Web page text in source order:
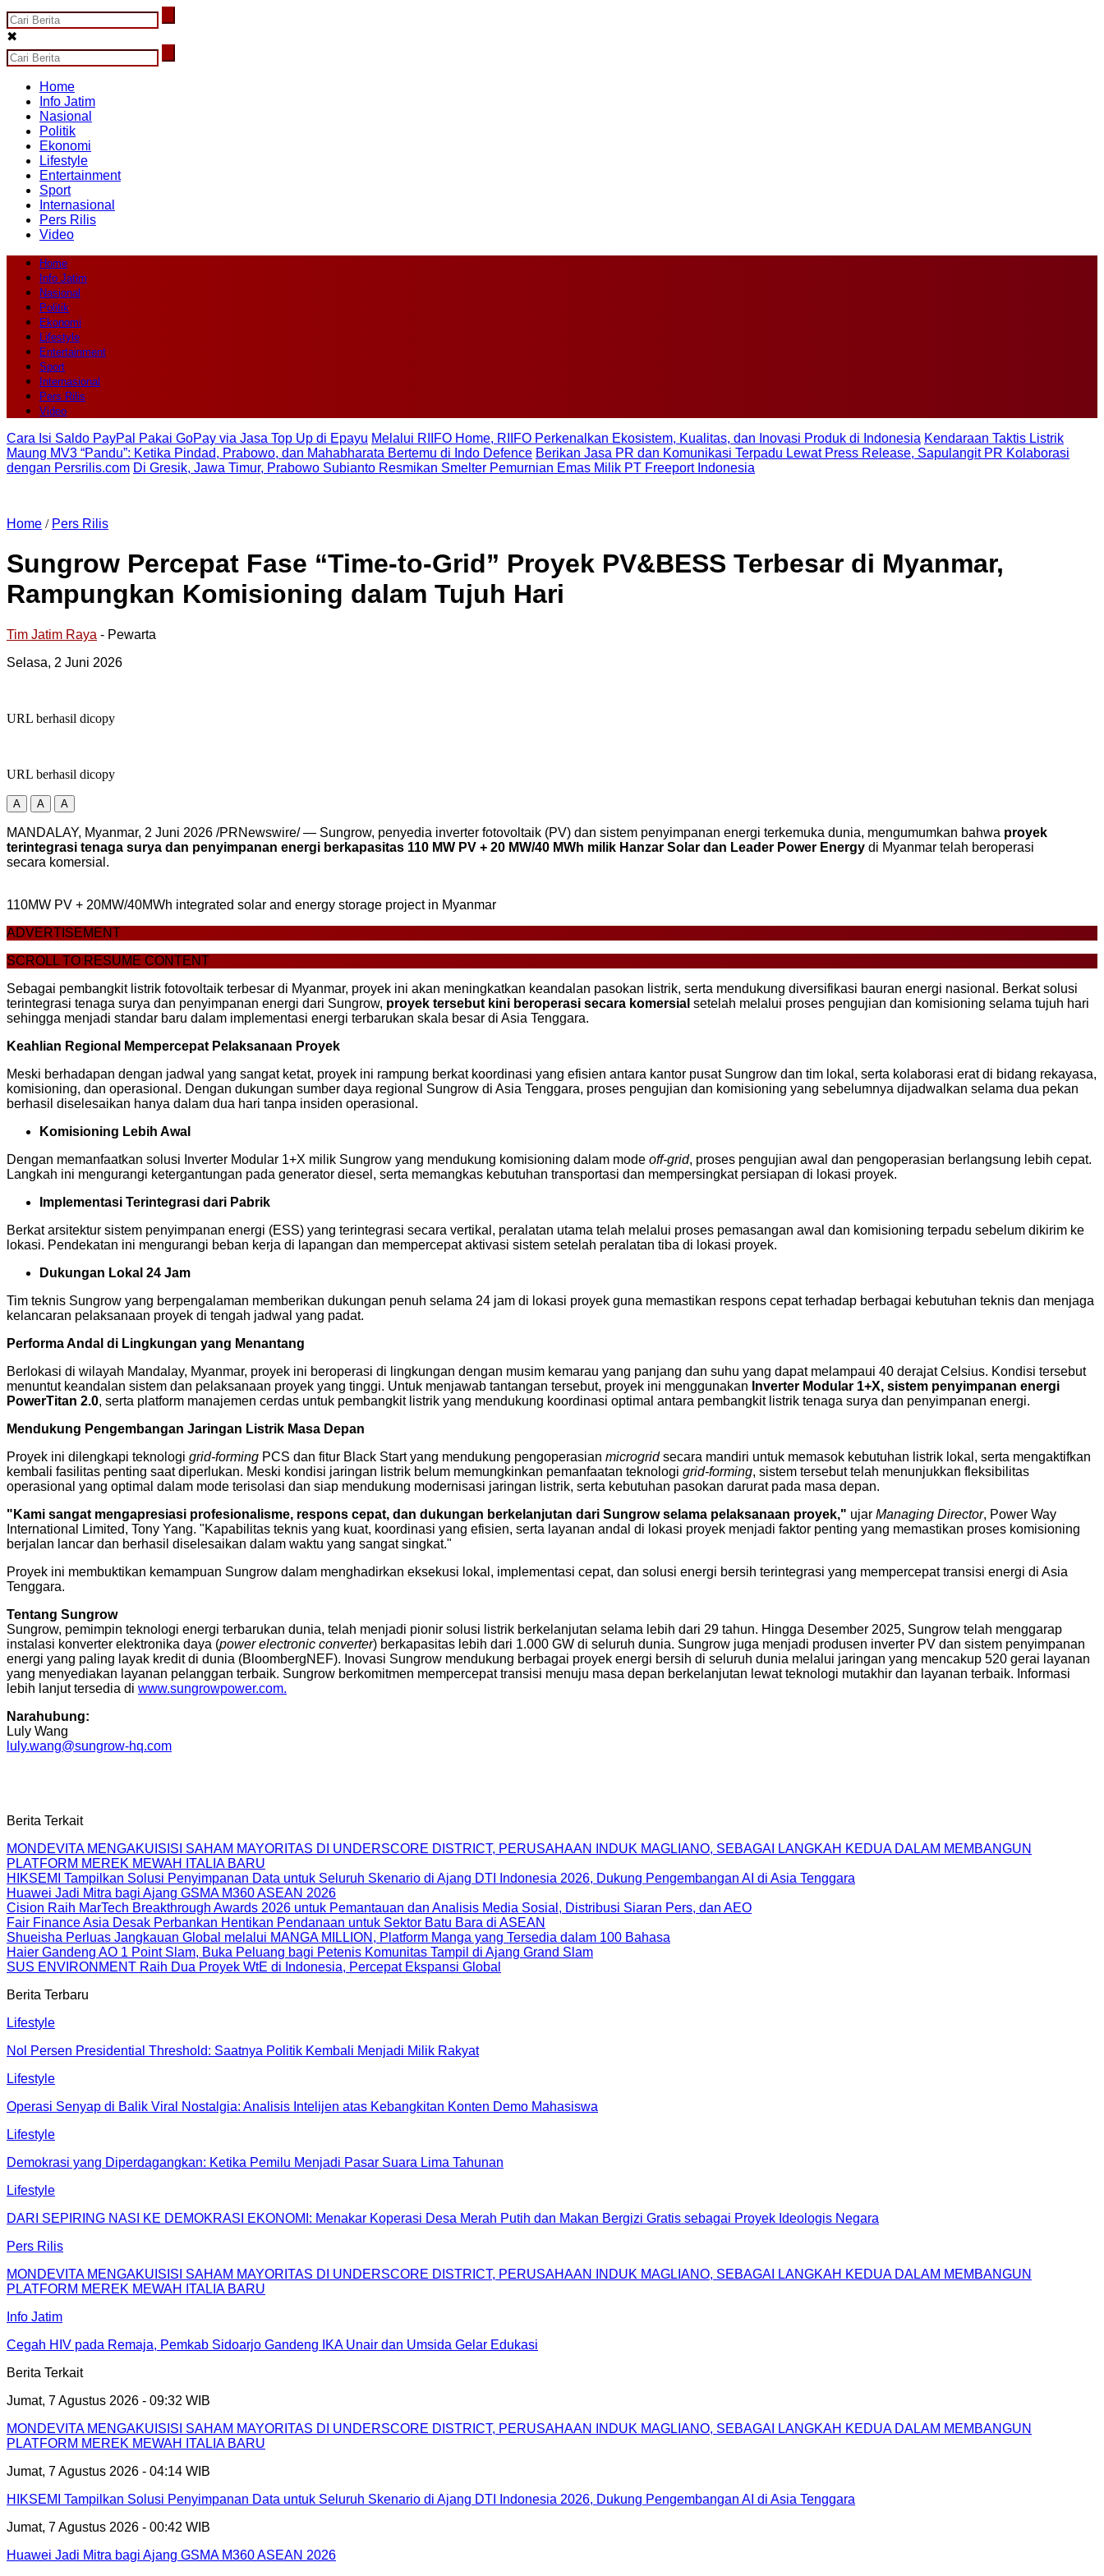
✖
Home
Info Jatim
Nasional
Politik
Ekonomi
Lifestyle
Entertainment
Sport
Internasional
Pers Rilis
Video
Home
Info Jatim
Nasional
Politik
Ekonomi
Lifestyle
Entertainment
Sport
Internasional
Pers Rilis
Video
Cara Isi Saldo PayPal Pakai GoPay via Jasa Top Up di Epayu Melalui RIIFO Home, RIIFO Perkenalkan Ekosistem, Kualitas, dan Inovasi Produk di Indonesia Kendaraan Taktis Listrik
Maung MV3 “Pandu”: Ketika Pindad, Prabowo, dan Mahabharata Bertemu di Indo Defence Berikan Jasa PR dan Komunikasi Terpadu Lewat Press Release, Sapulangit PR Kolaborasi
dengan Persrilis.com Di Gresik, Jawa Timur, Prabowo Subianto Resmikan Smelter Pemurnian Emas Milik PT Freeport Indonesia
Home / Pers Rilis
Sungrow Percepat Fase “Time-to-Grid” Proyek PV&BESS Terbesar di Myanmar,
Rampungkan Komisioning dalam Tujuh Hari
Tim Jatim Raya - Pewarta
Selasa, 2 Juni 2026
URL berhasil dicopy
URL berhasil dicopy
A A A
MANDALAY, Myanmar, 2 Juni 2026 /PRNewswire/ — Sungrow, penyedia inverter fotovoltaik (PV) dan sistem penyimpanan energi terkemuka dunia, mengumumkan bahwa proyek
terintegrasi tenaga surya dan penyimpanan energi berkapasitas 110 MW PV + 20 MW/40 MWh milik Hanzar Solar dan Leader Power Energy di Myanmar telah beroperasi
secara komersial.
110MW PV + 20MW/40MWh integrated solar and energy storage project in Myanmar
ADVERTISEMENT
SCROLL TO RESUME CONTENT
Sebagai pembangkit listrik fotovoltaik terbesar di Myanmar, proyek ini akan meningkatkan keandalan pasokan listrik, serta mendukung diversifikasi bauran energi nasional. Berkat solusi
terintegrasi tenaga surya dan penyimpanan energi dari Sungrow, proyek tersebut kini beroperasi secara komersial setelah melalui proses pengujian dan komisioning selama tujuh hari
sehingga menjadi standar baru dalam implementasi energi terbarukan skala besar di Asia Tenggara.
Keahlian Regional Mempercepat Pelaksanaan Proyek
Meski berhadapan dengan jadwal yang sangat ketat, proyek ini rampung berkat koordinasi yang efisien antara kantor pusat Sungrow dan tim lokal, serta kolaborasi erat di bidang rekayasa,
komisioning, dan operasional. Dengan dukungan sumber daya regional Sungrow di Asia Tenggara, proses pengujian dan komisioning yang sebelumnya dijadwalkan selama dua pekan
berhasil diselesaikan hanya dalam dua hari tanpa insiden operasional.
Komisioning Lebih Awal
Dengan memanfaatkan solusi Inverter Modular 1+X milik Sungrow yang mendukung komisioning dalam mode off-grid, proses pengujian awal dan pengoperasian berlangsung lebih cepat.
Langkah ini mengurangi ketergantungan pada generator diesel, serta memangkas kebutuhan transportasi dan mempersingkat persiapan di lokasi proyek.
Implementasi Terintegrasi dari Pabrik
Berkat arsitektur sistem penyimpanan energi (ESS) yang terintegrasi secara vertikal, peralatan utama telah melalui proses pemasangan awal dan komisioning terpadu sebelum dikirim ke
lokasi. Pendekatan ini mengurangi beban kerja di lapangan dan mempercepat aktivasi sistem setelah peralatan tiba di lokasi proyek.
Dukungan Lokal 24 Jam
Tim teknis Sungrow yang berpengalaman memberikan dukungan penuh selama 24 jam di lokasi proyek guna memastikan respons cepat terhadap berbagai kebutuhan teknis dan menjaga
kelancaran pelaksanaan proyek di tengah jadwal yang padat.
Performa Andal di Lingkungan yang Menantang
Berlokasi di wilayah Mandalay, Myanmar, proyek ini beroperasi di lingkungan dengan musim kemarau yang panjang dan suhu yang dapat melampaui 40 derajat Celsius. Kondisi tersebut
menuntut keandalan sistem dan pelaksanaan proyek yang tinggi. Untuk menjawab tantangan tersebut, proyek ini menggunakan Inverter Modular 1+X, sistem penyimpanan energi
PowerTitan 2.0, serta platform manajemen cerdas untuk pembangkit listrik yang mendukung koordinasi optimal antara pembangkit listrik tenaga surya dan penyimpanan energi.
Mendukung Pengembangan Jaringan Listrik Masa Depan
Proyek ini dilengkapi teknologi grid-forming PCS dan fitur Black Start yang mendukung pengoperasian microgridsecara mandiri untuk memasok kebutuhan listrik lokal, serta mengaktifkan
kembali fasilitas penting saat diperlukan. Meski kondisi jaringan listrik belum memungkinkan pemanfaatan teknologi grid-forming, sistem tersebut telah menunjukkan fleksibilitas
operasional yang optimal dalam mode terisolasi dan siap mendukung modernisasi jaringan listrik, serta kebutuhan pasokan darurat pada masa depan.
"Kami sangat mengapresiasi profesionalisme, respons cepat, dan dukungan berkelanjutan dari Sungrow selama pelaksanaan proyek," ujar Managing Director, Power Way
International Limited, Tony Yang. "Kapabilitas teknis yang kuat, koordinasi yang efisien, serta layanan andal di lokasi proyek menjadi faktor penting yang memastikan proses komisioning
berjalan lancar dan berhasil diselesaikan dalam waktu yang sangat singkat."
Proyek ini membuktikan kemampuan Sungrow dalam menghadirkan eksekusi lokal, implementasi cepat, dan solusi energi bersih terintegrasi yang mempercepat transisi energi di Asia
Tenggara.
Tentang Sungrow
Sungrow, pemimpin teknologi energi terbarukan dunia, telah menjadi pionir solusi listrik berkelanjutan selama lebih dari 29 tahun. Hingga Desember 2025, Sungrow telah menggarap
instalasi konverter elektronika daya (power electronic converter) berkapasitas lebih dari 1.000 GW di seluruh dunia. Sungrow juga menjadi produsen inverter PV dan sistem penyimpanan
energi yang paling layak kredit di dunia (BloombergNEF). Inovasi Sungrow mendukung berbagai proyek energi bersih di seluruh dunia melalui jaringan yang mencakup 520 gerai layanan
yang menyediakan layanan pelanggan terbaik. Sungrow berkomitmen mempercepat transisi menuju masa depan berkelanjutan lewat teknologi mutakhir dan layanan terbaik. Informasi
lebih lanjut tersedia di www.sungrowpower.com.
Narahubung:
Luly Wang
luly.wang@sungrow-hq.com
Berita Terkait
MONDEVITA MENGAKUISISI SAHAM MAYORITAS DI UNDERSCORE DISTRICT, PERUSAHAAN INDUK MAGLIANO, SEBAGAI LANGKAH KEDUA DALAM MEMBANGUN
PLATFORM MEREK MEWAH ITALIA BARU
HIKSEMI Tampilkan Solusi Penyimpanan Data untuk Seluruh Skenario di Ajang DTI Indonesia 2026, Dukung Pengembangan AI di Asia Tenggara
Huawei Jadi Mitra bagi Ajang GSMA M360 ASEAN 2026
Cision Raih MarTech Breakthrough Awards 2026 untuk Pemantauan dan Analisis Media Sosial, Distribusi Siaran Pers, dan AEO
Fair Finance Asia Desak Perbankan Hentikan Pendanaan untuk Sektor Batu Bara di ASEAN
Shueisha Perluas Jangkauan Global melalui MANGA MILLION, Platform Manga yang Tersedia dalam 100 Bahasa
Haier Gandeng AO 1 Point Slam, Buka Peluang bagi Petenis Komunitas Tampil di Ajang Grand Slam
SUS ENVIRONMENT Raih Dua Proyek WtE di Indonesia, Percepat Ekspansi Global
Berita Terbaru
Lifestyle
Nol Persen Presidential Threshold: Saatnya Politik Kembali Menjadi Milik Rakyat
Lifestyle
Operasi Senyap di Balik Viral Nostalgia: Analisis Intelijen atas Kebangkitan Konten Demo Mahasiswa
Lifestyle
Demokrasi yang Diperdagangkan: Ketika Pemilu Menjadi Pasar Suara Lima Tahunan
Lifestyle
DARI SEPIRING NASI KE DEMOKRASI EKONOMI: Menakar Koperasi Desa Merah Putih dan Makan Bergizi Gratis sebagai Proyek Ideologis Negara
Pers Rilis
MONDEVITA MENGAKUISISI SAHAM MAYORITAS DI UNDERSCORE DISTRICT, PERUSAHAAN INDUK MAGLIANO, SEBAGAI LANGKAH KEDUA DALAM MEMBANGUN
PLATFORM MEREK MEWAH ITALIA BARU
Info Jatim
Cegah HIV pada Remaja, Pemkab Sidoarjo Gandeng IKA Unair dan Umsida Gelar Edukasi
Berita Terkait
Jumat, 7 Agustus 2026 - 09:32 WIB
MONDEVITA MENGAKUISISI SAHAM MAYORITAS DI UNDERSCORE DISTRICT, PERUSAHAAN INDUK MAGLIANO, SEBAGAI LANGKAH KEDUA DALAM MEMBANGUN
PLATFORM MEREK MEWAH ITALIA BARU
Jumat, 7 Agustus 2026 - 04:14 WIB
HIKSEMI Tampilkan Solusi Penyimpanan Data untuk Seluruh Skenario di Ajang DTI Indonesia 2026, Dukung Pengembangan AI di Asia Tenggara
Jumat, 7 Agustus 2026 - 00:42 WIB
Huawei Jadi Mitra bagi Ajang GSMA M360 ASEAN 2026